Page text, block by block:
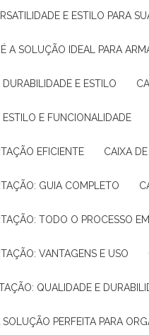
E ESTILO PARA
É A SOLUÇÃO IDEAL PARA
DURABILIDADE E ESTILO
ESTILO E FUNCIONALIDADE
EFICIENTE CAIXA
GUIA COMPLETO
TODO O PROCESSO
VANTAGENS E USO
QUALIDADE E
SOLUÇÃO PERFEITA PARA